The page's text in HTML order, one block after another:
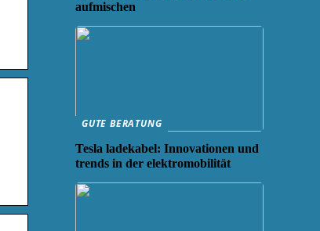
aufmischen
GUTE BERATUNG
Tesla ladekabel: Innovationen und
trends in der elektromobilität